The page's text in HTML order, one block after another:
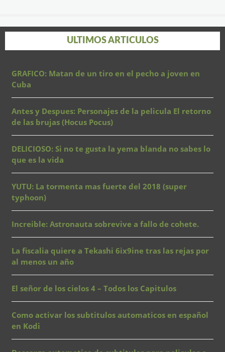
ULTIMOS ARTICULOS
GRAFICO: Matan de un tiro en el pecho a joven en
Cuba
Antes y Despues: Personajes de la pelicula El retorno
de las brujas (Hocus Pocus)
DELICIOSO: Si no te gusta la yema blanda no sabes lo
que es la vida
YUTU: La tormenta mas fuerte del 2018 (super
typhoon)
Increible: Astronauta sobrevive a fallo de cohete.
La fiscalia quiere a Tekashi 6ix9ine tras las rejas por
al menos un año
El señor de los cielos 4 – Todos los Capitulos
Como activar los subtitulos automaticos en español
en Kodi